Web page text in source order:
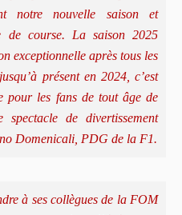
notre nouvelle saison et
de course. La saison 2025
exceptionnelle après tous les
présent en 2024, c’est
pour les fans de tout âge de
de divertissement
Domenicali, PDG de la F1.
à ses collègues de la FOM